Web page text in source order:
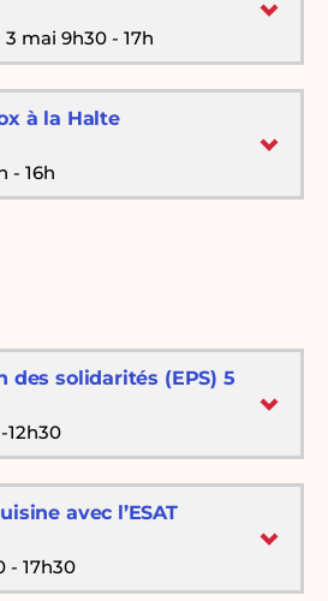
mai 9h30 - 17h
à la Halte
- 16h
des solidarités (EPS) 5
12h30
avec l’ESAT
- 17h30